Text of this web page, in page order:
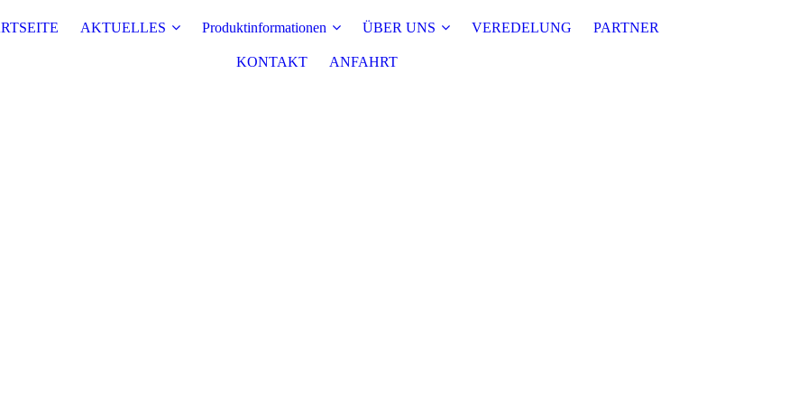
AKTUELLES Produktinformationen ÜBER UNS VEREDELUNG PARTNER
KONTAKT ANFAHRT